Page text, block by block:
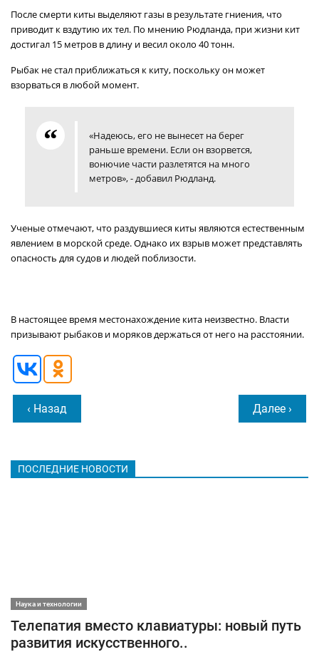
После смерти киты выделяют газы в результате гниения, что
приводит к вздутию их тел. По мнению Рюдланда, при жизни кит
достигал 15 метров в длину и весил около 40 тонн.
Рыбак не стал приближаться к киту, поскольку он может
взорваться в любой момент.
«Надеюсь, его не вынесет на берег
раньше времени. Если он взорвется,
вонючие части разлетятся на много
метров», - добавил Рюдланд.
Ученые отмечают, что раздувшиеся киты являются естественным
явлением в морской среде. Однако их взрыв может представлять
опасность для судов и людей поблизости.
В настоящее время местонахождение кита неизвестно. Власти
призывают рыбаков и моряков держаться от него на расстоянии.
‹ Назад Далее ›
ПОСЛЕДНИЕ НОВОСТИ
Наука и технологии
Телепатия вместо клавиатуры: новый путь
развития искусственного..